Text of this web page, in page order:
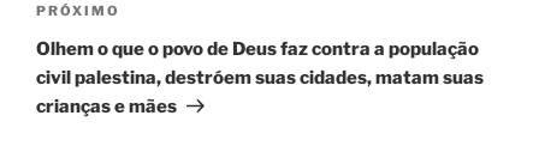
Próximo
post
PRÓXIMO
Olhem o que o povo de Deus faz contra a população
civil palestina, destróem suas cidades, matam suas
crianças e mães